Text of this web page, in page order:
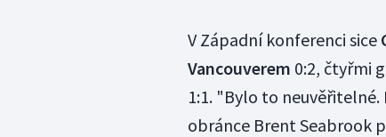
V Západní konferenci sice
Vancouverem 0:2, čtyřmi
1:1. "Bylo to neuvěřitelné.
obránce Brent Seabrook